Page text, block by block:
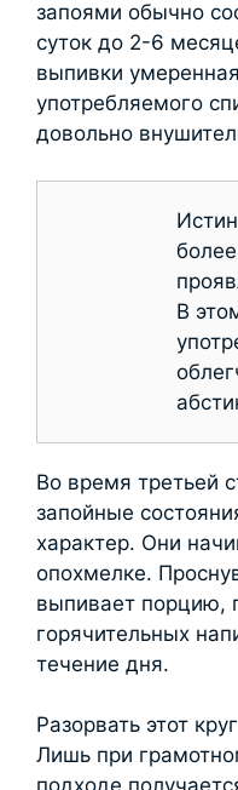
запоями обычно
суток до 2-6
выпивки
употребляемого
довольно
В
Во время третьей
запойные
характер. Они
опохмелке.
выпивает порцию,
горячительных
течение дня.
Разорвать этот
Лишь при